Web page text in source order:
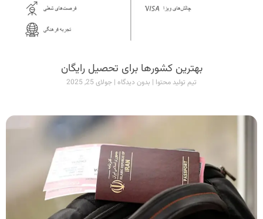
بهترین کشورها برای تحصیل رایگان
تیم تولید محتوا بدون دیدگاه جولای 25, 2025